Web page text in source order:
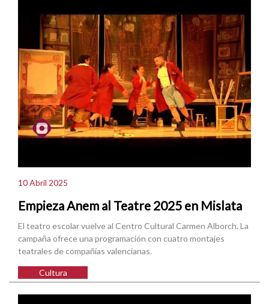
10 Abril 2025
Empieza Anem al Teatre 2025 en Mislata
El teatro escolar vuelve al Centro Cultural Carmen Alborch. La
campaña ofrece una programación con cuatro montajes
teatrales de compañías valencianas.
Cultura